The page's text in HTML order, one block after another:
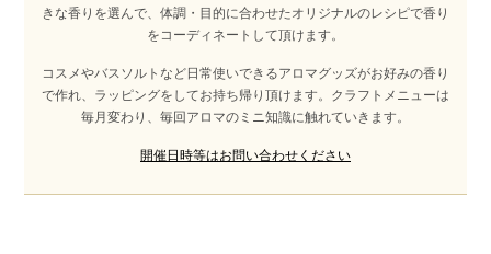
きな香りを選んで、体調・目的に合わせたオリジナルのレシピで香り
をコーディネートして頂けます。
コスメやバスソルトなど日常使いできるアロマグッズがお好みの香り
で作れ、ラッピングをしてお持ち帰り頂けます。クラフトメニューは
毎月変わり、毎回アロマのミニ知識に触れていきます。
開催日時等はお問い合わせください